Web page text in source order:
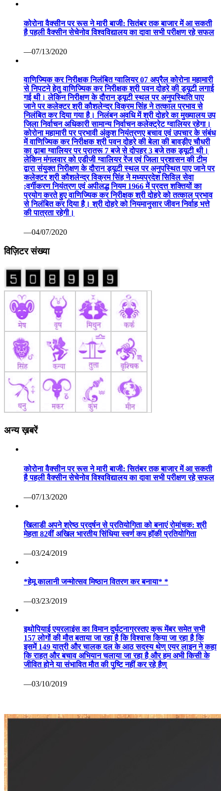
कोरोना वैक्सीन पर रूस ने मारी बाजी: सितंबर तक बाजार में आ सकती
है पहली वैक्सीन सेचेनोव विश्वविद्यालय का दावा सभी परीक्षण रहे सफल
—07/13/2020
वाणिज्यिक कर निरीक्षक निलंबित ग्वालियर 07 अप्रैल कोरोना महामारी
से निपटने हेतु वाणिज्यिक कर निरीक्षक श्री पवन दोहरे की ड्यूटी लगाई
गई थी। लेकिन निरीक्षण के दौरान ड्यूटी स्थल पर अनुपस्थिति पाए
जाने पर कलेक्टर श्री कौशलेन्द्र विक्रम सिंह ने तत्काल प्रभाव से
निलंबित कर दिया गया है। निलंबन अवधि में श्री दोहरे का मुख्यालय उप
जिला निर्वाचन अधिकारी सामान्य निर्वाचन कलेक्ट्रेट ग्वालियर रहेगा।
कोरोना महामारी पर प्रभावी अंकुश नियंत्रणए बचाव एवं उपचार के संबंध
में वाणिज्यिक कर निरीक्षक श्री पवन दोहरे की बेला की बावड़ीए चौधरी
का ढ़ाबा ग्वालियर पर प्रातरू 7 बजे से दोपहर 3 बजे तक ड्यूटी थी।
लेकिन मंगलवार को एडीजी ग्वालियर रेंज एवं जिला प्रशासन की टीम
द्वारा संयुक्त निरीक्षण के दौरान ड्यूटी स्थल पर अनुपस्थित पाए जाने पर
कलेक्टर श्री कौशलेन्द्र विक्रम सिंह ने मध्यप्रदेश सिविल सेवा
;वर्गीकरण नियंत्रण एवं अपीलद्ध नियम 1966 में प्रदत्त शक्तियों का
प्रयोग करते हुए वाणिज्यिक कर निरीक्षक श्री दोहरे को तत्काल प्रभाव
से निलंबित कर दिया है। श्री दोहरे को नियमानुसार जीवन निर्वाह भत्ते
की पात्रता रहेगी।
—04/07/2020
विज़िटर संख्या
अन्य ख़बरें
कोरोना वैक्सीन पर रूस ने मारी बाजी: सितंबर तक बाजार में आ सकती
है पहली वैक्सीन सेचेनोव विश्वविद्यालय का दावा सभी परीक्षण रहे सफल
—07/13/2020
खिलाडी अपने श्रेष्ठ प्रदर्षन से प्रतियोगिता को बनाएं रोमांचक: श्री
मेहता 82वीं अखिल भारतीय सिंधिया स्वर्ण कप हॉकी प्रतियोगिता
—03/24/2019
*हेमू कालानी जन्मोत्सव मिष्ठान वितरण कर बनाया* *
—03/23/2019
इथोपियाई एयरलाइंस का विमान दुर्घटनाग्रस्तए क्रू मेंबर समेत सभी
157 लोगों की मौत बताया जा रहा है कि विश्वास किया जा रहा है कि
इसमें 149 यात्री और चालक दल के आठ सदस्य थेण् एयर लाइन ने कहा
कि राहत और बचाव अभियान चलाया जा रहा है और हम अभी किसी के
जीवित होने या संभावित मौत की पुष्टि नहीं कर रहे हैण्
—03/10/2019